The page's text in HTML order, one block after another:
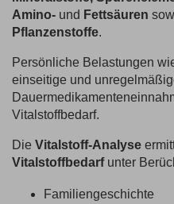
Amino- und Fettsäuren
Pflanzenstoffe.
Persönliche Belastungen
einseitige und
Vitalstoffbedarf.
Die Vitalstoff-Analyse
Vitalstoffbedarfunter
Familiengeschichte